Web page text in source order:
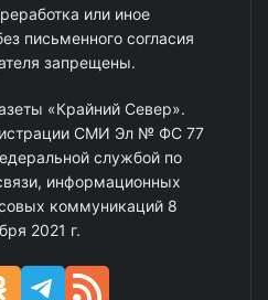
или иное
письменного согласия
запрещены.
«Крайний Север».
СМИ Эл № ФС 77
службой по
информационных
коммуникаций 8
2021 г.